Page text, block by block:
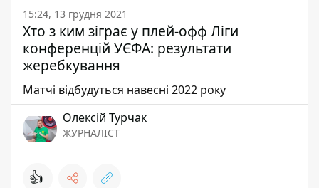
15:24, 13 грудня 2021
Хто з ким зіграє у плей-офф Ліги
конференцій УЄФА: результати
жеребкування
Матчі відбудуться навесні 2022 року
Олексій Турчак
ЖУРНАЛІСТ
👍